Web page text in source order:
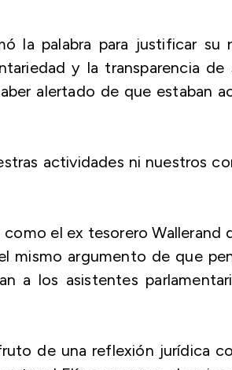
la palabra para justificar
y la transparencia
alertado de que estaban
actividades ni nuestros
el ex tesorero Wallerand
mismo argumento de que
a los asistentes
de una reflexión jurídica